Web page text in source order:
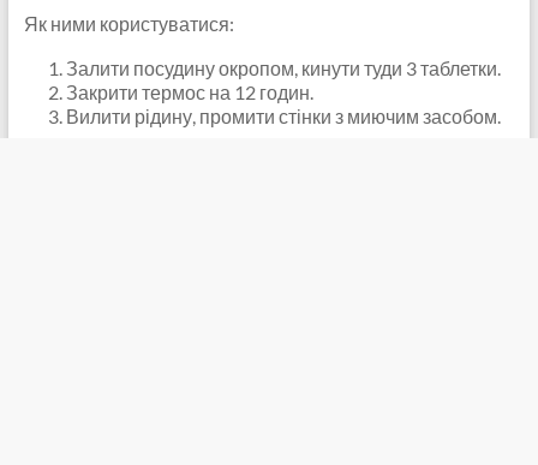
Як ними користуватися:
Залити посудину окропом, кинути туди 3 таблетки.
Закрити термос на 12 годин.
Вилити рідину, промити стінки з миючим засобом.